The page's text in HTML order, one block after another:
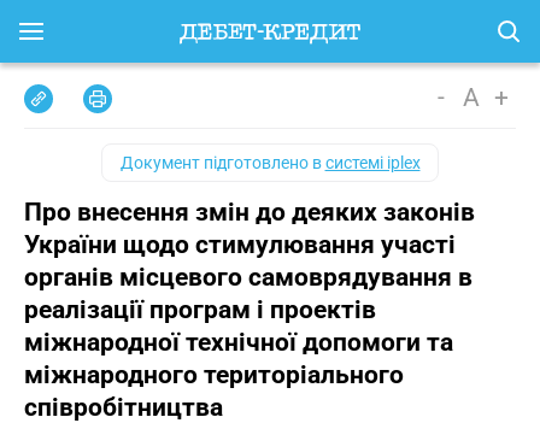
- A +
Документ підготовлено всистемі iplex
Про внесення змін до деяких законів
України щодо стимулювання участі
органів місцевого самоврядування в
реалізації програм і проектів
міжнародної технічної допомоги та
міжнародного територіального
співробітництва